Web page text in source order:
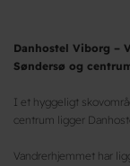
Danhostel Viborg –
Søndersø og
I et hyggeligt
centrum ligger
Vandrerhjemmet har